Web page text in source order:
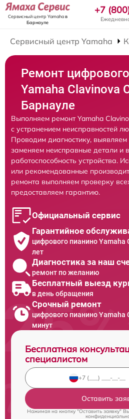
Сервисный центр Yamahaв
Барнауле
+7
Сервисный центр Yamaha
Ремонт
Yamaha Clavinova
Барнауле
Выполняем ремонт Yamaha
с устранением неисправностей
Проводим диагностику,
заменяем неисправные детали и
работоспособность устройства.
или рекомендованные
ремонта выполняем проверку
предоставляем гарантию.
Официальный сервис
Гарантийное
цифрового пианино Yamaha
лет
Диагностика за наш
ремонт по желанию
Бесплатный выезд
в день обращения
Срочный ремонт
цифрового пианино Yamaha
минут
Бесплатная
специалистом
Оставить
Нажимая на кнопку "Оставить заявку"